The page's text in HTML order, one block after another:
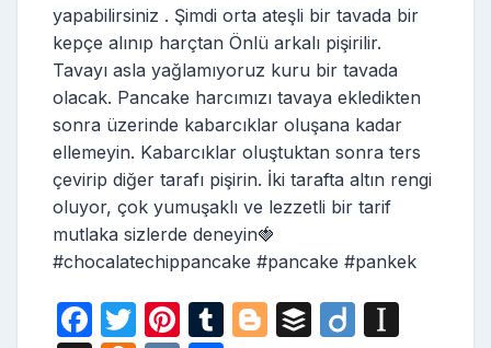
yapabilirsiniz . Şimdi orta ateşli bir tavada bir
kepçe alınıp harçtan Önlü arkalı pişirilir.
Tavayı asla yağlamıyoruz kuru bir tavada
olacak. Pancake harcımızı tavaya ekledikten
sonra üzerinde kabarcıklar oluşana kadar
ellemeyin. Kabarcıklar oluştuktan sonra ters
çevirip diğer tarafı pişirin. İki tarafta altın rengi
oluyor, çok yumuşaklı ve lezzetli bir tarif
mutlaka sizlerde deneyin🍓
#chocalatechippancake #pancake #pankek
F
T
Pi T
Bl B
Di